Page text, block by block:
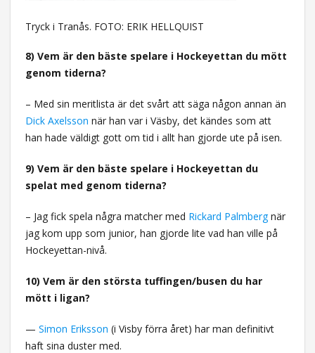
Tryck i Tranås. FOTO: ERIK HELLQUIST
8) Vem är den bäste spelare i Hockeyettan du mött
genom tiderna?
– Med sin meritlista är det svårt att säga någon annan än
Dick Axelsson när han var i Väsby, det kändes som att
han hade väldigt gott om tid i allt han gjorde ute på isen.
9) Vem är den bäste spelare i Hockeyettan du
spelat med genom tiderna?
– Jag fick spela några matcher med Rickard Palmbergnär
jag kom upp som junior, han gjorde lite vad han ville på
Hockeyettan-nivå.
10) Vem är den största tuffingen/busen du har
mött i ligan?
— Simon Eriksson (i Visby förra året) har man definitivt
haft sina duster med.